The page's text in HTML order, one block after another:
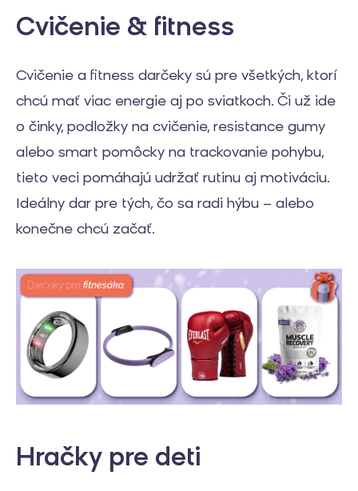
Cvičenie & fitness
Cvičenie a fitness darčeky sú pre všetkých, ktorí
chcú mať viac energie aj po sviatkoch. Či už ide
o činky, podložky na cvičenie, resistance gumy
alebo smart pomôcky na trackovanie pohybu,
tieto veci pomáhajú udržať rutinu aj motiváciu.
Ideálny dar pre tých, čo sa radi hýbu – alebo
konečne chcú začať.
Hračky pre deti